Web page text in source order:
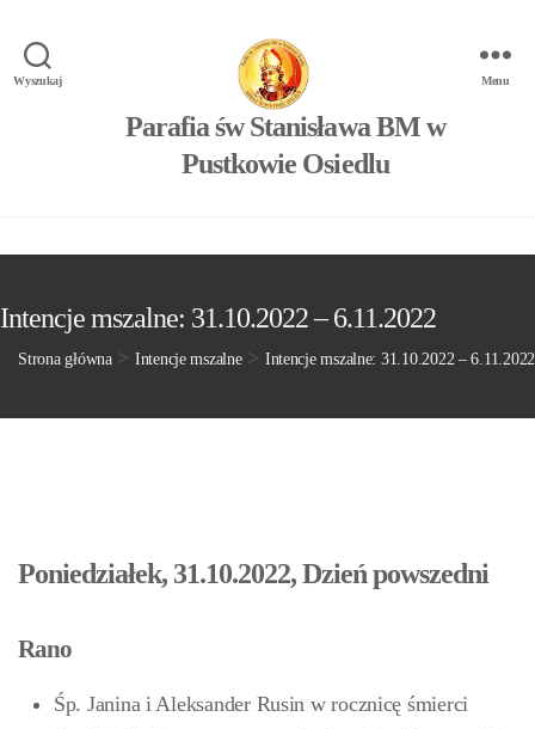
Wyszukaj
Parafia św Stanisława BM w
Pustkowie Osiedlu
Menu
Intencje mszalne: 31.10.2022 – 6.11.2022
Strona główna> Intencje mszalne> Intencje mszalne: 31.10.2022 – 6.11.2022
Poniedziałek, 31.10.2022, Dzień powszedni
Rano
Śp. Janina i Aleksander Rusin w rocznicę śmierci